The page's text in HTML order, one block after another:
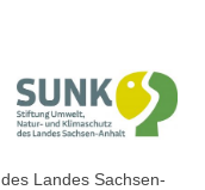
des Landes Sachsen-